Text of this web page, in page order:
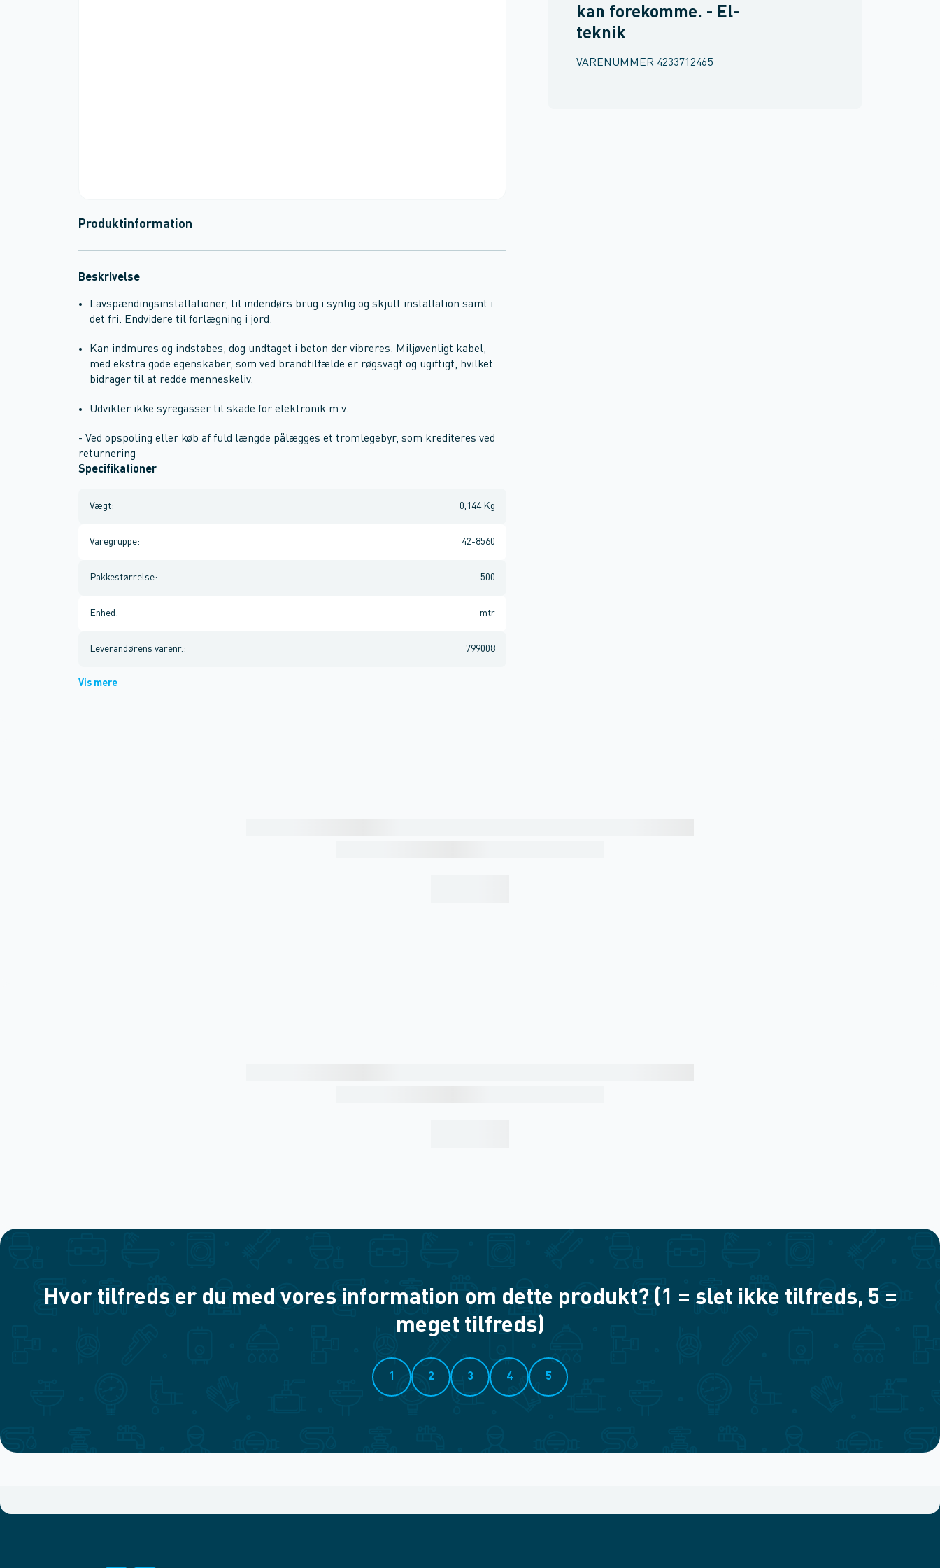
kan forekomme. - El-
teknik
VARENUMMER 4233712465
Produktinformation
Beskrivelse
Lavspændingsinstallationer, til indendørs brug i synlig og skjult installation samt i
det fri. Endvidere til forlægning i jord.
Kan indmures og indstøbes, dog undtaget i beton der vibreres. Miljøvenligt kabel,
med ekstra gode egenskaber, som ved brandtilfælde er røgsvagt og ugiftigt, hvilket
bidrager til at redde menneskeliv.
Udvikler ikke syregasser til skade for elektronik m.v.
- Ved opspoling eller køb af fuld længde pålægges et tromlegebyr, som krediteres ved
returnering
Specifikationer
Vægt: 0,144 Kg
Varegruppe: 42-8560
Pakkestørrelse: 500
Enhed : mtr
Leverandørens varenr. : 799008
Vis mere
Hvor tilfreds er du med vores information om dette produkt? (1 = slet ikke tilfreds, 5 =
meget tilfreds)
1 2 3 4 5